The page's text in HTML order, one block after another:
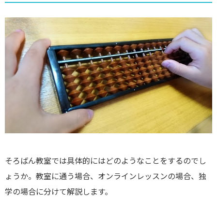
そろばん教室では具体的にはどのようなことをするのでし
ょうか。教室に通う場合、オンラインレッスンの場合、独
学の場合に分けて解説します。